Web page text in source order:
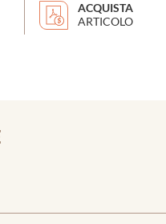
ACQUISTA
ARTICOLO